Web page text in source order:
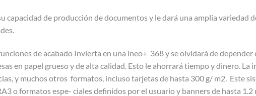
capacidad de producción de documentos y le dará una amplia variedad
de acabado Invierta en una ineo+ 368 y se olvidará de
en papel grueso y de alta calidad. Esto le ahorrará tiempo y dinero. La
y muchos otros formatos, incluso tarjetas de hasta 300 g/ m2. Este
o formatos espe- ciales definidos por el usuario y banners de hasta